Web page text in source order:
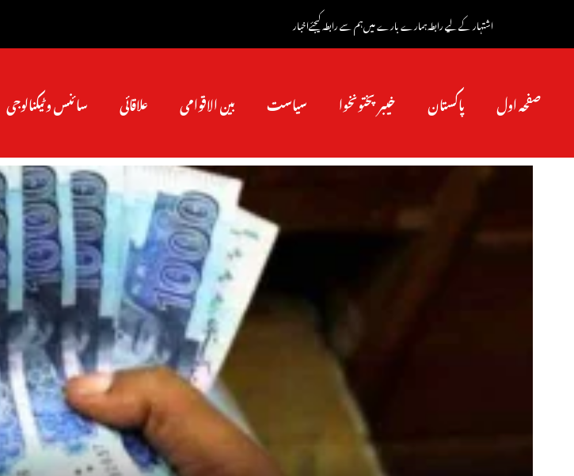
اشتہار کے لیے رابطہہمارے بارے میںہم سے رابطہ کیجئےاخبار
صفحہ اول پاکستان خیبرپختونخوا سیاست بین الاقوامی علاقائی سائنس و ٹیکنالوجی